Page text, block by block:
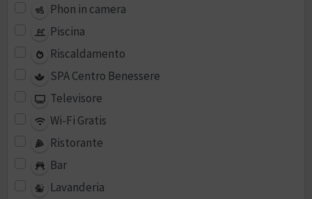
Phon in camera
Piscina
Riscaldamento
SPA Centro Benessere
Televisore
Wi-Fi Gratis
Ristorante
Bar
Lavanderia